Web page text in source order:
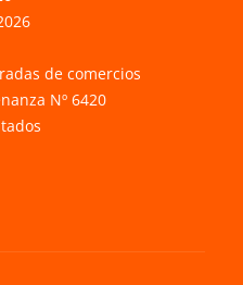
de comercios
Nº 6420